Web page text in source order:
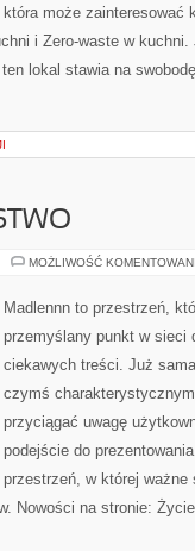
która może zainteresować
i Zero-waste w
lokal stawia na
MOŻLIWOŚĆ
Madlennn to przestrzeń,
przemyślany punkt w sieci
ciekawych treści. Już
czymś
przyciągać uwagę
podejście do
w której
Nowości na stronie: